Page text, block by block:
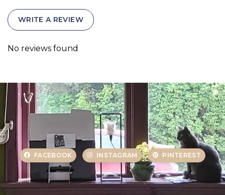
WRITE A REVIEW
No reviews found
FACEBOOK INSTAGRAM PINTEREST